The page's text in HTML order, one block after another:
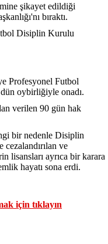
şikayet edildiği
bıraktı.
Disiplin Kurulu
Profesyonel Futbol
oybirliğiyle onadı.
verilen 90 gün hak
bir nedenle Disiplin
ve
lisansları ayrıca bir karara
hayatı sona erdi.
için tıklayın